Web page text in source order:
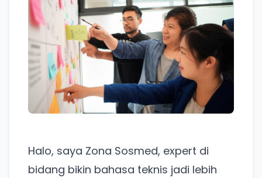
Halo, saya Zona Sosmed, expert di
bidang bikin bahasa teknis jadi lebih